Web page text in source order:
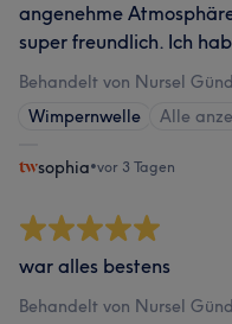
angenehme
super freundlich. Ich
Behandelt von Nursel
Wimpernwelle
Alle
sophia•vor 3 Tagen
war alles bestens
Behandelt von Nursel